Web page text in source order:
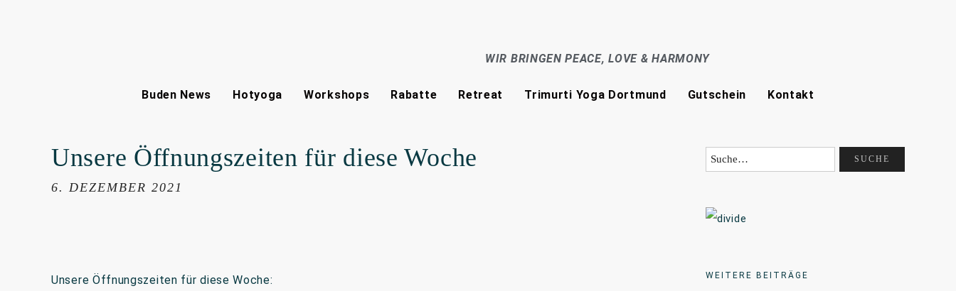
WIR BRINGEN PEACE, LOVE & HARMONY
Buden News Hotyoga Workshops Rabatte Retreat Trimurti Yoga Dortmund Gutschein Kontakt
Unsere Öffnungszeiten für diese Woche
6. DEZEMBER 2021
Unsere Öffnungszeiten für diese Woche: WEITERE BEITRÄGE